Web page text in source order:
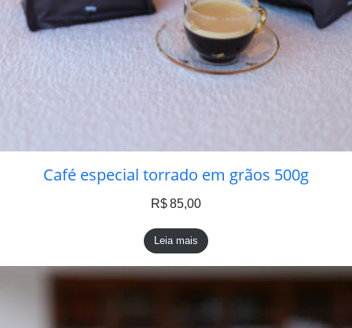
Café especial torrado em grãos 500g
R$85,00
Leia mais